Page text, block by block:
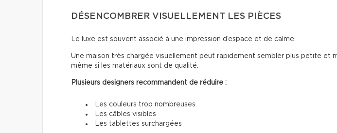
DÉSENCOMBRER VISUELLEMENT LES PIÈCES
Le luxe est souvent associé à une impression d’espace et de calme.
Une maison très chargée visuellement peut rapidement sembler plus petite et
même si les matériaux sont de qualité.
Plusieurs designers recommandent de réduire :
Les couleurs trop nombreuses
Les câbles visibles
Les tablettes surchargées